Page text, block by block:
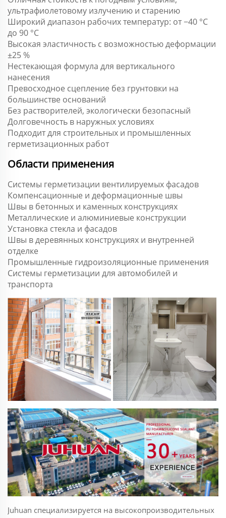
ультрафиолетовому излучению и старению
Широкий диапазон рабочих температур: от −40 °C
до 90 °C
Высокая эластичность с возможностью деформации
±25 %
Нестекающая формула для вертикального
нанесения
Превосходное сцепление без грунтовки на
большинстве оснований
Без растворителей, экологически безопасный
Долговечность в наружных условиях
Подходит для строительных и промышленных
герметизационных работ
Области применения
Системы герметизации вентилируемых фасадов
Компенсационные и деформационные швы
Швы в бетонных и каменных конструкциях
Металлические и алюминиевые конструкции
Установка стекла и фасадов
Швы в деревянных конструкциях и внутренней
отделке
Промышленные гидроизоляционные применения
Системы герметизации для автомобилей и
транспорта
Juhuan специализируется на высокопроизводительных